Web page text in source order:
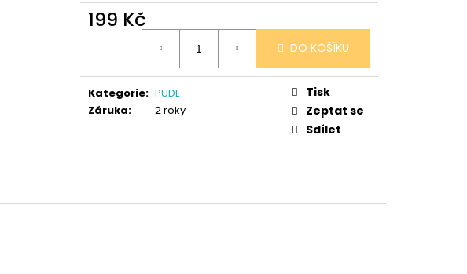
199 Kč
DO KOŠÍKU
Kategorie: PUDL
Záruka: 2 roky
Tisk
Zeptat se
Sdílet
SÓJOVÁ SVÍČKA V PORCELÁNU RŮŽE